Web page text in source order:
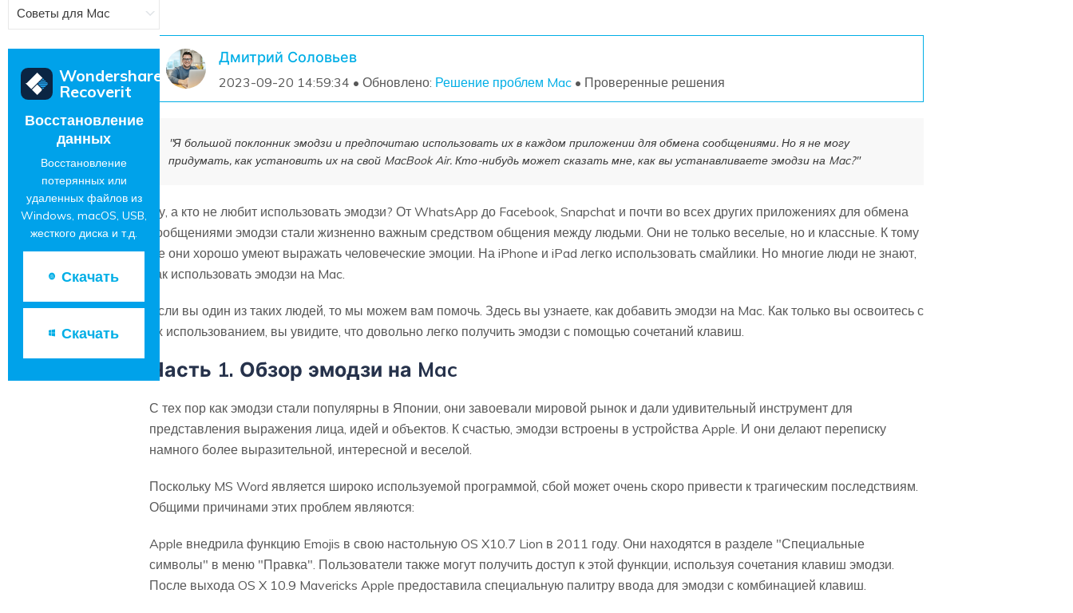
УЗНАЙТЕ ОБО ВСЕХ ФУНКЦИЯХ
Дмитрий Соловьев
2023-09-20 14:59:34 • Обновлено: Решение проблем Mac • Проверенные решения
"Я большой поклонник эмодзи и предпочитаю использовать их в каждом приложении для обмена сообщениями. Но я не могу
придумать, как установить их на свой MacBook Air. Кто-нибудь может сказать мне, как вы устанавливаете эмодзи на Mac?"
Ну, а кто не любит использовать эмодзи? От WhatsApp до Facebook, Snapchat и почти во всех других приложениях для обмена
сообщениями эмодзи стали жизненно важным средством общения между людьми. Они не только веселые, но и классные. К тому
же они хорошо умеют выражать человеческие эмоции. На iPhone и iPad легко использовать смайлики. Но многие люди не знают,
как использовать эмодзи на Mac.
Если вы один из таких людей, то мы можем вам помочь. Здесь вы узнаете, как добавить эмодзи на Mac. Как только вы освоитесь с
их использованием, вы увидите, что довольно легко получить эмодзи с помощью сочетаний клавиш.
Часть 1. Обзор эмодзи на Mac
С тех пор как эмодзи стали популярны в Японии, они завоевали мировой рынок и дали удивительный инструмент для
представления выражения лица, идей и объектов. К счастью, эмодзи встроены в устройства Apple. И они делают переписку
намного более выразительной, интересной и веселой.
Поскольку MS Word является широко используемой программой, сбой может очень скоро привести к трагическим последствиям.
Общими причинами этих проблем являются:
Apple внедрила функцию Emojis в свою настольную OS X10.7 Lion в 2011 году. Они находятся в разделе "Специальные
символы" в меню "Правка". Пользователи также могут получить доступ к этой функции, используя сочетания клавиш эмодзи.
После выхода OS X 10.9 Mavericks Apple предоставила специальную палитру ввода для эмодзи с комбинацией клавиш.
Советы для Mac
Wondershare
Recoverit
Восстановление
данных
Восстановление
потерянных или
удаленных файлов из
Windows, macOS, USB,
жесткого диска и т.д.
Скачать
Скачать